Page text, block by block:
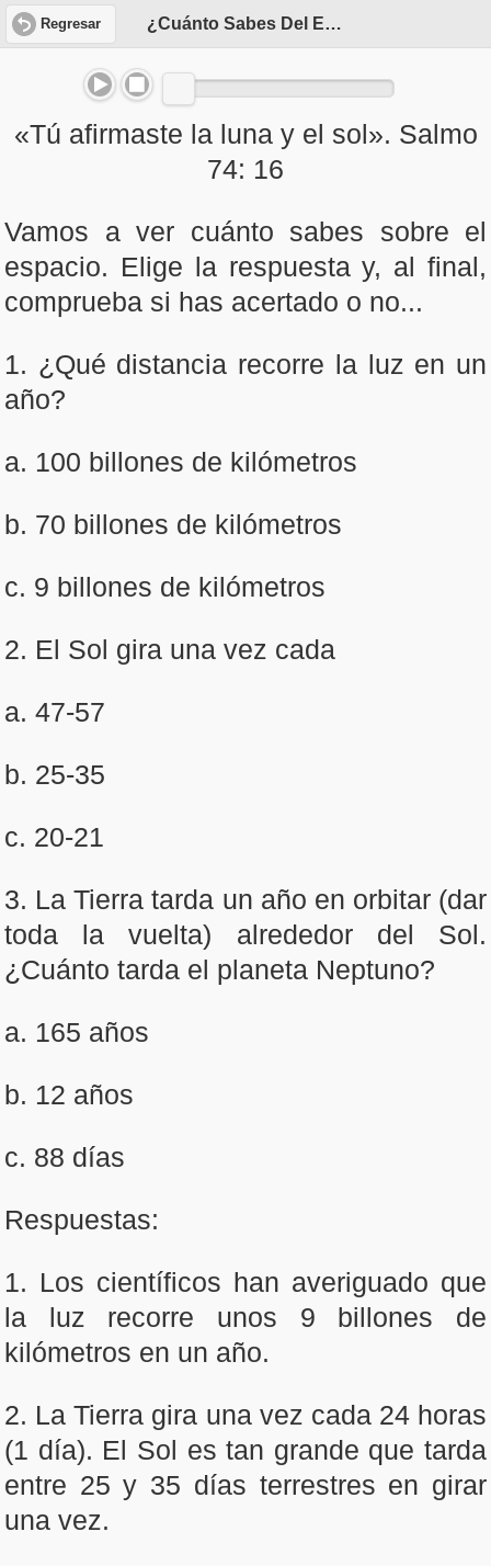
Regresar ¿Cuánto Sabes Del Espacio?
«Tú afirmaste la luna y el sol». Salmo
74: 16
Vamos a ver cuánto sabes sobre el
espacio. Elige la respuesta y, al final,
comprueba si has acertado o no...
1. ¿Qué distancia recorre la luz en un
año?
a. 100 billones de kilómetros
b. 70 billones de kilómetros
c. 9 billones de kilómetros
2. El Sol gira una vez cada
a. 47-57
b. 25-35
c. 20-21
3. La Tierra tarda un año en orbitar (dar
toda la vuelta) alrededor del Sol.
¿Cuánto tarda el planeta Neptuno?
a. 165 años
b. 12 años
c. 88 días
Respuestas:
1. Los científicos han averiguado que
la luz recorre unos 9 billones de
kilómetros en un año.
2. La Tierra gira una vez cada 24 horas
(1 día). El Sol es tan grande que tarda
entre 25 y 35 días terrestres en girar
una vez.